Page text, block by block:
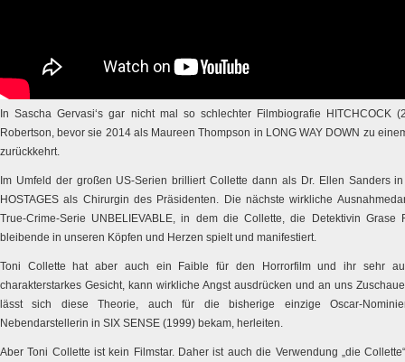
In Sascha Gervasi‘s gar nicht mal so schlechter Filmbiografie HITCHCOCK
Robertson, bevor sie 2014 als Maureen Thompson in LONG WAY DOWN zu
zurückkehrt.
Im Umfeld der großen US-Serien brilliert Collette dann als Dr. Ellen Sanders
HOSTAGES als Chirurgin des Präsidenten. Die nächste wirkliche
True-Crime-Serie UNBELIEVABLE, in dem die Collette, die Detektivin Grase
bleibende in unseren Köpfen und Herzen spielt und manifestiert.
Toni Collette hat aber auch ein Faible für den Horrorfilm und ihr sehr
charakterstarkes Gesicht, kann wirkliche Angst ausdrücken und an uns
lässt sich diese Theorie, auch für die bisherige einzige Oscar-
Nebendarstellerin in SIX SENSE (1999) bekam, herleiten.
Aber Toni Collette ist kein Filmstar. Daher ist auch die Verwendung „die